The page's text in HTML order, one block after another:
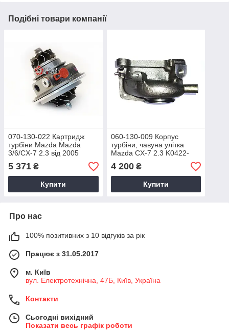
Подібні товари компанії
070-130-022 Картридж
турбіни Mazda Mazda
3/6/CX-7 2.3 від 2005
р.в.-191 кВт/260 л.с.
K0422881, K0422882
5 371 ₴
Купити
060-130-009 Корпус
турбіни, чавуна улітка
Mazda CX-7 2.3 K0422-
581, K0422-582, K0422-
583, К0422-581, К0422-
582, К0422-58
4 200₴
Купити
Про нас
100% позитивних з 10 відгуків за рік
Працює з 31.05.2017
м. Київ
вул. Електротехнічна, 47Б, Київ, Україна
Контакти
Сьогодні вихідний
Показати весь графік роботи